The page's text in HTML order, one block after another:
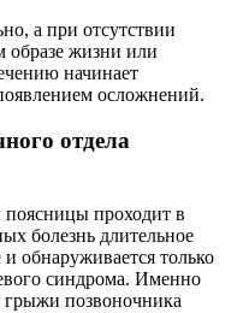
а при отсутствии
образе жизни или
начинает
осложнений.
отдела
проходит в
болезнь длительное
обнаруживается только
синдрома. Именно
грыжи позвоночника